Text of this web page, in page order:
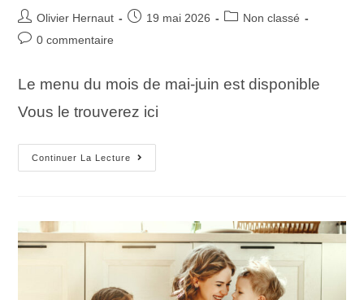
Olivier Hernaut 19 mai 2026
Non classé
0 commentaire
Le menu du mois de mai-juin est disponible
Vous le trouverez ici
Continuer La Lecture